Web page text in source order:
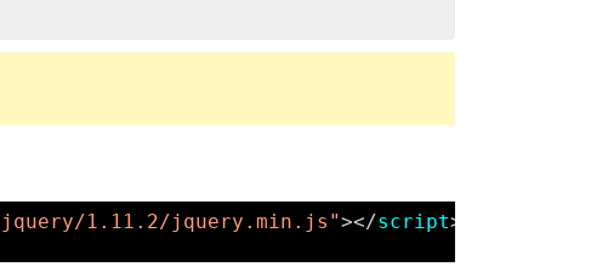
1.11.2/jquery.min.js"></script>